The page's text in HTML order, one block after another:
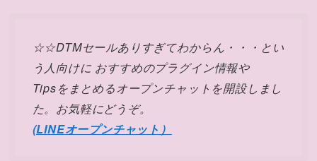
☆☆DTMセールありすぎてわからん・・・とい
う人向けに おすすめのプラグイン情報や
Tipsをまとめるオープンチャットを開設しまし
た。お気軽にどうぞ。
(LINEオープンチャット）